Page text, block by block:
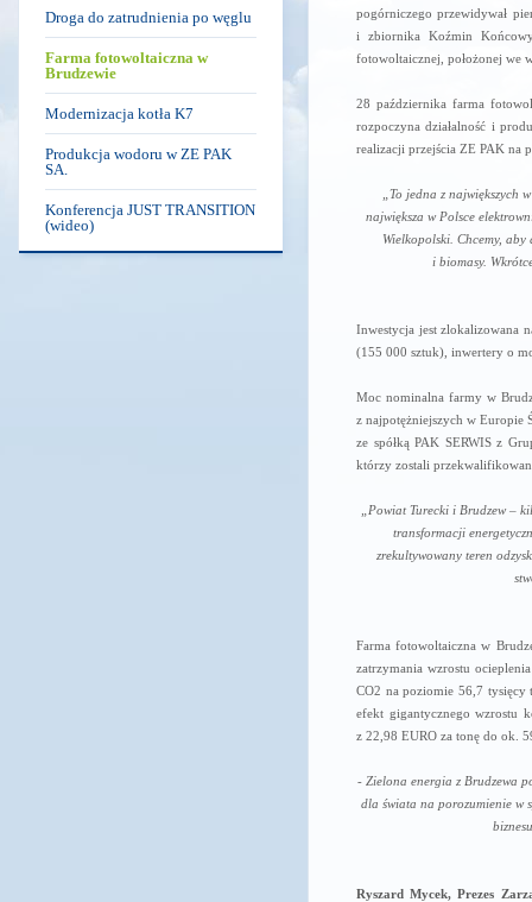
Droga do zatrudnienia po węglu
Farma fotowoltaiczna w
Brudzewie
Modernizacja kotła K7
Produkcja wodoru w ZE PAK
SA.
Konferencja JUST TRANSITION
(wideo)
pogórniczego przewidywał
i zbiornika Koźmin
fotowoltaicznej, położonej we
28 października farma
rozpoczyna działalność i
realizacji przejścia ZE PAK na
„To jedna z największych
największa w Polsce
Wielkopolski. Chcemy,
i biomasy.
Inwestycja jest zlokalizowana
(155 000 sztuk), inwertery o
Moc nominalna farmy w
z najpotężniejszych w Europie
ze spółką PAK SERWIS z
którzy zostali
„Powiat Turecki i Brudzew –
transformacji
zrekultywowany teren
Farma fotowoltaiczna w
zatrzymania wzrostu
CO2 na poziomie 56,7
efekt gigantycznego wzrostu
z 22,98 EURO za tonę do ok.
- Zielona energia z Brudzewa
dla świata na porozumienie w
Ryszard Mycek, Prezes